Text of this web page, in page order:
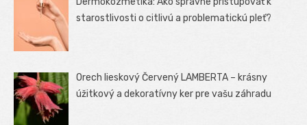
starostlivosti o citlivú a problematickú pleť?
Orech lieskový Červený LAMBERTA – krásny
úžitkový a dekoratívny ker pre vašu záhradu